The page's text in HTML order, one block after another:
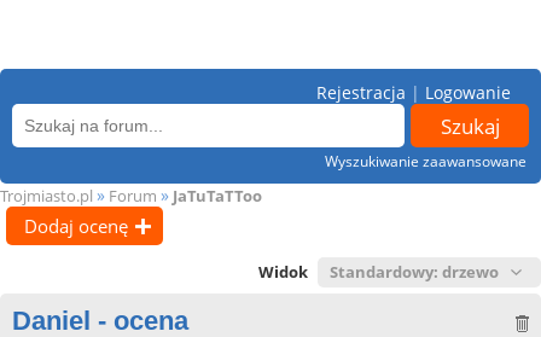
Wyszukiwanie zaawansowane
Rejestracja | Logowanie
Trojmiasto.pl » Forum » JaTuTaTToo
Dodaj ocenę
Widok
Daniel - ocena